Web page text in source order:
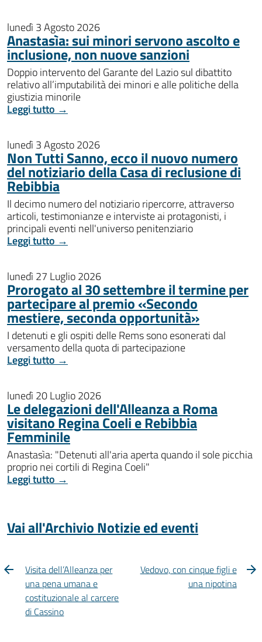
lunedì 3 Agosto 2026
Anastasìa: sui minori servono ascolto e
inclusione, non nuove sanzioni
Doppio intervento del Garante del Lazio sul dibattito
relativo all’imputabilità dei minori e alle politiche della
giustizia minorile
Leggi tutto →
lunedì 3 Agosto 2026
Non Tutti Sanno, ecco il nuovo numero
del notiziario della Casa di reclusione di
Rebibbia
Il decimo numero del notiziario ripercorre, attraverso
articoli, testimonianze e interviste ai protagonisti, i
principali eventi nell'universo penitenziario
Leggi tutto →
lunedì 27 Luglio 2026
Prorogato al 30 settembre il termine per
partecipare al premio «Secondo
mestiere, seconda opportunità»
I detenuti e gli ospiti delle Rems sono esonerati dal
versamento della quota di partecipazione
Leggi tutto →
lunedì 20 Luglio 2026
Le delegazioni dell'Alleanza a Roma
visitano Regina Coeli e Rebibbia
Femminile
Anastasìa: "Detenuti all'aria aperta quando il sole picchia
proprio nei cortili di Regina Coeli"
Leggi tutto →
Vai all'Archivio Notizie ed eventi
Visita dell’Alleanza per
una pena umana e
costituzionale al carcere
di Cassino
Vedovo, con cinque figli e
una nipotina